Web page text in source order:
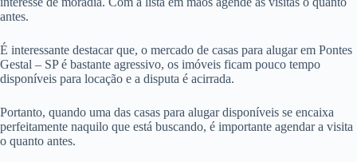
antes.
É interessante destacar que, o mercado de casas para alugar em Pontes
Gestal – SP é bastante agressivo, os imóveis ficam pouco tempo
disponíveis para locação e a disputa é acirrada.
Portanto, quando uma das casas para alugar disponíveis se encaixa
perfeitamente naquilo que está buscando, é importante agendar a visita
o quanto antes.